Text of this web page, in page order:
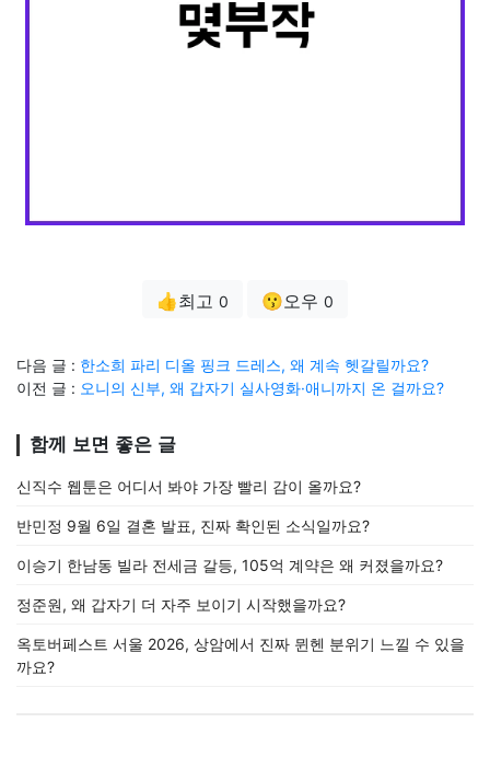
👍최고 0 😗오우 0
다음 글 : 한소희 파리 디올 핑크 드레스, 왜 계속 헷갈릴까요?
이전 글 : 오니의 신부, 왜 갑자기 실사영화·애니까지 온 걸까요?
함께 보면 좋은 글
신직수 웹툰은 어디서 봐야 가장 빨리 감이 올까요?
반민정 9월 6일 결혼 발표, 진짜 확인된 소식일까요?
이승기 한남동 빌라 전세금 갈등, 105억 계약은 왜 커졌을까요?
정준원, 왜 갑자기 더 자주 보이기 시작했을까요?
옥토버페스트 서울 2026, 상암에서 진짜 뮌헨 분위기 느낄 수 있을
까요?